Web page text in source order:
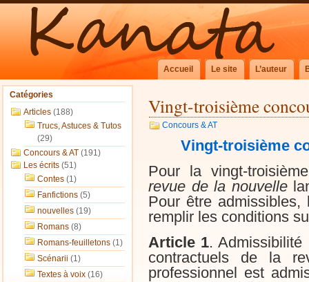
Accueil Le site L’auteur
Catégories
Articles (188)
Trucs, Astuces & Tutos
(29)
Concours & AT (191)
Les écrits (51)
Contes (1)
Fanfictions (5)
nouvelles (19)
Romans (8)
Romans-feuilletons (1)
Scénarii (1)
Textes à voix (16)
Vingt-troisième
Concours & AT
Vingt-troisième
Pour la vingt-
revue de la nouvelle
Pour être admissibles,
remplir les conditions
Article 1. Admissibilité
contractuels de la
professionnel est